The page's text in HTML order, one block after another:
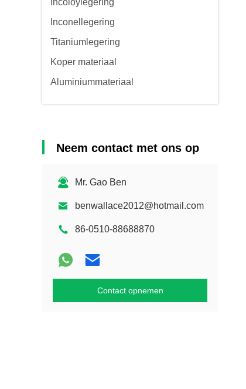
Incoloylegering
Inconellegering
Titaniumlegering
Koper materiaal
Aluminiummateriaal
Neem contact met ons op
Mr. Gao Ben
benwallace2012@hotmail.com
86-0510-88688870
Contact opnemen